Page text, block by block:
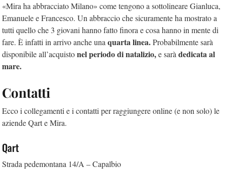
«Mira ha abbracciato Milano» come tengono a sottolineare Gianluca,
Emanuele e Francesco. Un abbraccio che sicuramente ha mostrato a
tutti quello che 3 giovani hanno fatto finora e cosa hanno in mente di
fare. È infatti in arrivo anche unaquarta linea.Probabilmente sarà
disponibile all’acquistonel periodo di natalizio,e saràdedicata al
mare.
Contatti
Ecco i collegamenti e i contatti per raggiungere online (e non solo) le
aziende Qart e Mira.
Qart
Strada pedemontana 14/A – Capalbio